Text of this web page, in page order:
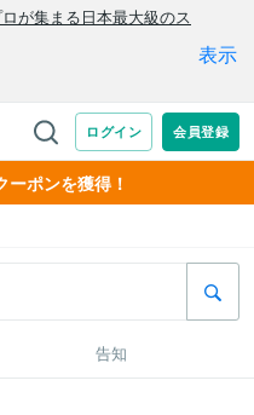
ポンを獲得！
告知